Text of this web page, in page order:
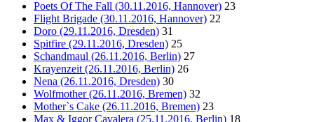
Poets Of The Fall (30.11.2016, Hannover) 23
Flight Brigade (30.11.2016, Hannover) 22
Doro (29.11.2016, Dresden) 31
Spitfire (29.11.2016, Dresden) 25
Schandmaul (26.11.2016, Berlin) 27
Krayenzeit (26.11.2016, Berlin) 26
Nena (26.11.2016, Dresden) 30
Wolfmother (26.11.2016, Bremen) 32
Mother`s Cake (26.11.2016, Bremen) 23
Max & Iggor Cavalera (25.11.2016, Berlin) 18